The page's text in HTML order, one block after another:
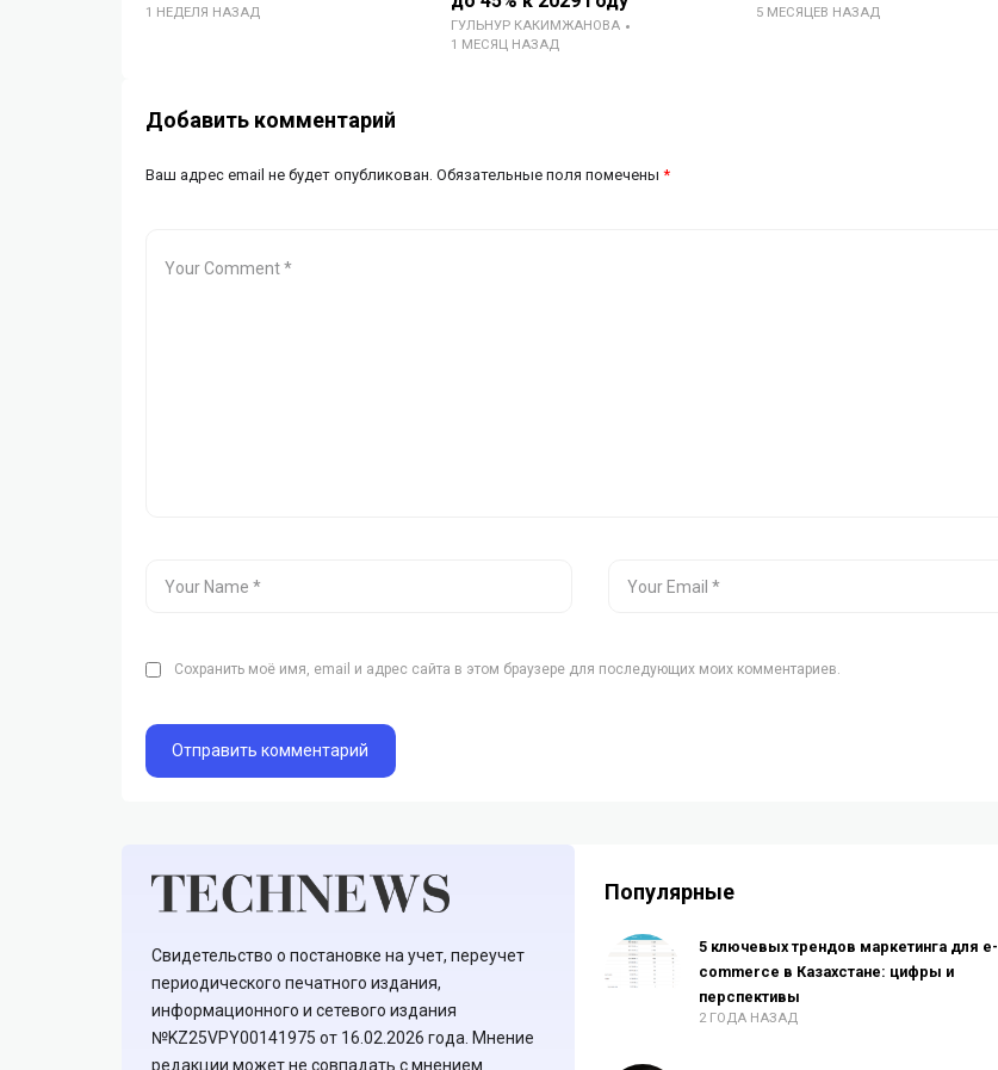
1 НЕДЕЛЯ НАЗАД
ГУЛЬНУР КАКИМЖАНОВА
1 МЕСЯЦ НАЗАД
5 МЕСЯЦЕВ НАЗАД
Добавить комментарий
Ваш адрес email не будет опубликован. Обязательные поля помечены *
Сохранить моё имя, email и адрес сайта в этом браузере для последующих моих комментариев.
Свидетельство о постановке на учет, переучет
периодического печатного издания,
информационного и сетевого издания
№KZ25VPY00141975 от 16.02.2026 года. Мнение
редакции может не совпадать с мнением
Популярные
5 ключевых трендов маркетинга для e-
commerce в Казахстане: цифры и
перспективы
2 ГОДА НАЗАД